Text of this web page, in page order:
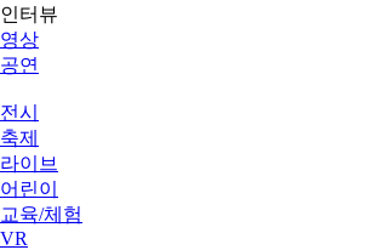
인터뷰
영상
공연
전시
축제
라이브
어린이
교육/체험
VR